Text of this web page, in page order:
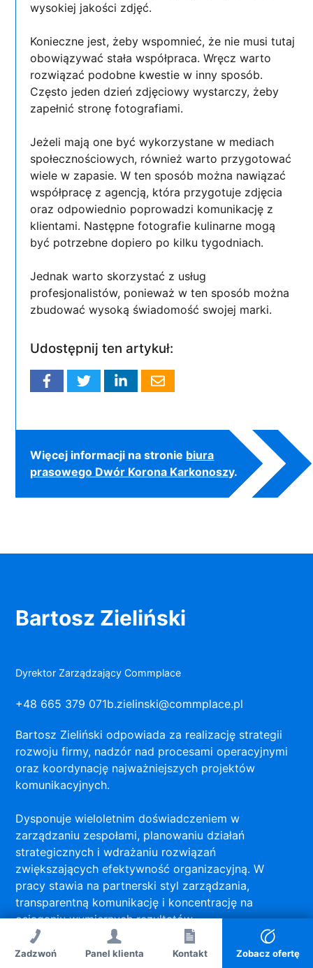
wysokiej jakości zdjęć.
Konieczne jest, żeby wspomnieć, że nie musi tutaj
obowiązywać stała współpraca. Wręcz warto
rozwiązać podobne kwestie w inny sposób.
Często jeden dzień zdjęciowy wystarczy, żeby
zapełnić stronę fotografiami.
Jeżeli mają one być wykorzystane w mediach
społecznościowych, również warto przygotować
wiele w zapasie. W ten sposób można nawiązać
współpracę z agencją, która przygotuje zdjęcia
oraz odpowiednio poprowadzi komunikację z
klientami. Następne fotografie kulinarne mogą
być potrzebne dopiero po kilku tygodniach.
Jednak warto skorzystać z usług
profesjonalistów, ponieważ w ten sposób można
zbudować wysoką świadomość swojej marki.
Udostępnij ten artykuł:
Więcej informacji na stronie biura
prasowego Dwór Korona Karkonoszy.
Bartosz Zieliński
Dyrektor Zarządzający Commplace
+48 665 379 071b.zielinski@commplace.pl
Bartosz Zieliński odpowiada za realizację strategii
rozwoju firmy, nadzór nad procesami operacyjnymi
oraz koordynację najważniejszych projektów
komunikacyjnych.
Dysponuje wieloletnim doświadczeniem w
zarządzaniu zespołami, planowaniu działań
strategicznych i wdrażaniu rozwiązań
zwiększających efektywność organizacyjną. W
pracy stawia na partnerski styl zarządzania,
transparentną komunikację i koncentrację na
osiąganiu wymiernych rezultatów.
Na blogu Commplace dzieli się praktycznymi
Zadzwoń Kontakt
Zadzwoń Panel klienta Kontakt Zobacz ofertę